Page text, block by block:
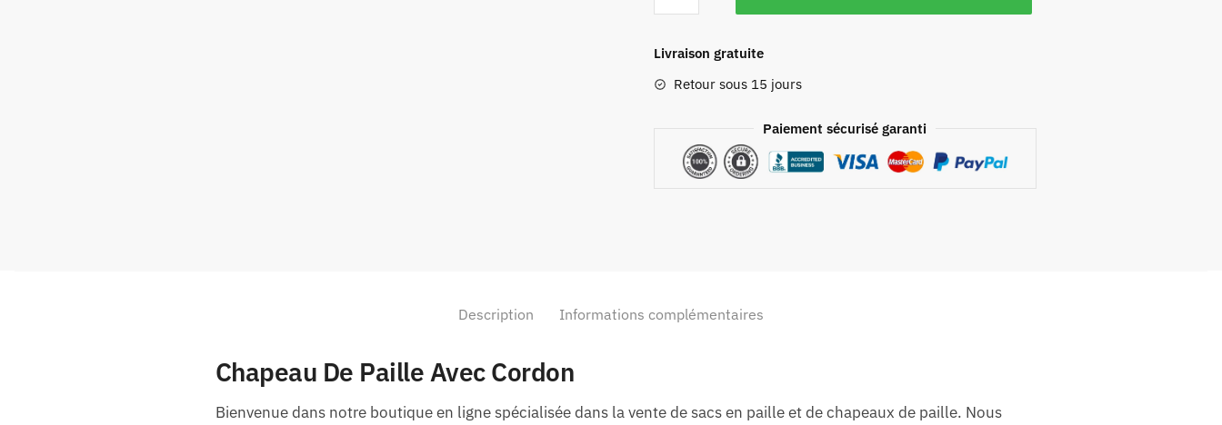
Livraison gratuite
Retour sous 15 jours
Paiement sécurisé garanti
Description Informations complémentaires
Chapeau De Paille Avec Cordon
Bienvenue dans notre boutique en ligne spécialisée dans la vente de sacs en paille et de chapeaux de paille. Nous